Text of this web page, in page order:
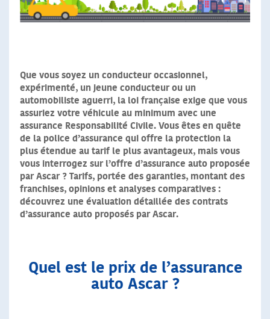
Que vous soyez un conducteur occasionnel,
expérimenté, un jeune conducteur ou un
automobiliste aguerri, la loi française exige que vous
assuriez votre véhicule au minimum avec une
assurance Responsabilité Civile. Vous êtes en quête
de la police d’assurance qui offre la protection la
plus étendue au tarif le plus avantageux, mais vous
vous interrogez sur l’offre d’assurance auto proposée
par Ascar ? Tarifs, portée des garanties, montant des
franchises, opinions et analyses comparatives :
découvrez une évaluation détaillée des contrats
d’assurance auto proposés par Ascar.
Quel est le prix de l’assurance
auto Ascar ?